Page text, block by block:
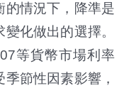
的情況下，降準是
化做出的選擇。
等貨幣市場利率
節性因素影響，